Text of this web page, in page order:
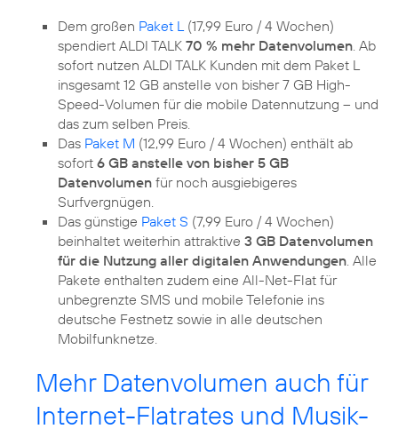
Dem großen Paket L (17,99 Euro / 4 Wochen)
spendiert ALDI TALK 70 % mehr Datenvolumen . Ab
sofort nutzen ALDI TALK Kunden mit dem Paket L
insgesamt 12 GB anstelle von bisher 7 GB High-
Speed-Volumen für die mobile Datennutzung – und
das zum selben Preis.
Das Paket M (12,99 Euro / 4 Wochen) enthält ab
sofort 6 GB anstelle von bisher 5 GB
Datenvolumen für noch ausgiebigeres
Surfvergnügen.
Das günstige Paket S (7,99 Euro / 4 Wochen)
beinhaltet weiterhin attraktive 3 GB Datenvolumen
für die Nutzung aller digitalen Anwendungen . Alle
Pakete enthalten zudem eine All-Net-Flat für
unbegrenzte SMS und mobile Telefonie ins
deutsche Festnetz sowie in alle deutschen
Mobilfunknetze.
Mehr Datenvolumen auch für
Internet-Flatrates und Musik-